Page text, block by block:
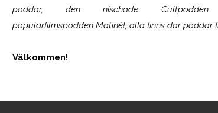
poddar, den nischade
populärfilmspodden Matiné!; alla finns där poddar
Välkommen!